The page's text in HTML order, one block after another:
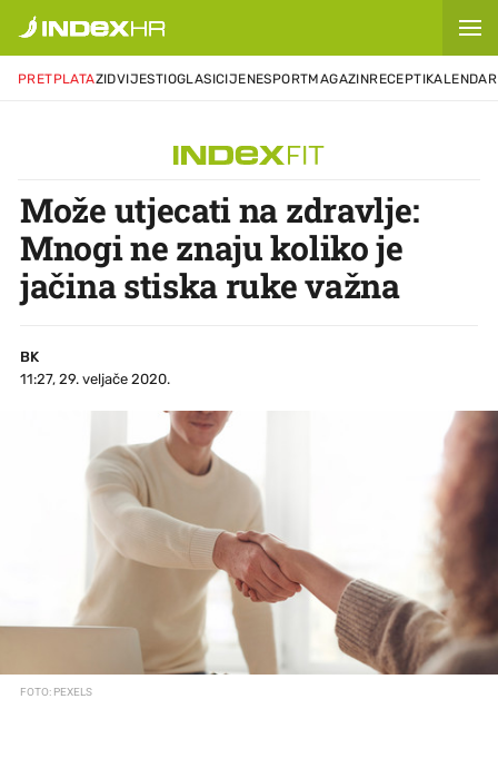
PRETPLATAZIDVIJESTIOGLASICIJENESPORTMAGAZINRECEPTIKALENDAR
Može utjecati na zdravlje:
Mnogi ne znaju koliko je
jačina stiska ruke važna
BK
11:27, 29. veljače 2020.
FOTO: PEXELS